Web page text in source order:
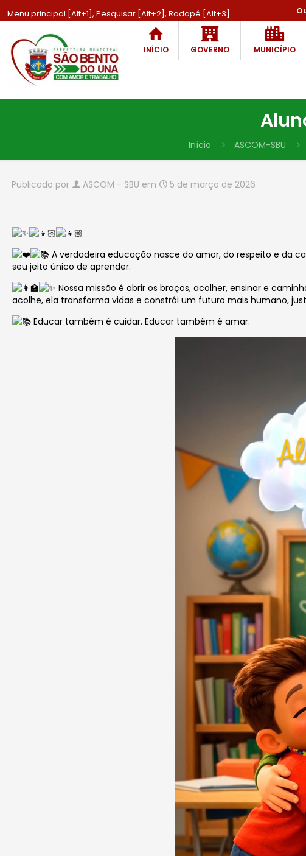
Menu principal [Alt+1], Pesquisar [Alt+2], Rodapé [Alt+3]
INÍCIO GOVERNO MUNICÍPIO
Início ASCOM-SBU
Publicado por ASCOM - SBU em 5 de março de 2026
A verdadeira educação nasce do amor, do respeito e da
seu jeito único de aprender.
Nossa missão é abrir os braços, acolher, ensinar e
acolhe, ela transforma vidas e constrói um futuro mais humano,
Educar também é cuidar. Educar também é amar.